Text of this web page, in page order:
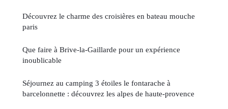
Découvrez le charme des croisières en bateau mouche
paris
Que faire à Brive-la-Gaillarde pour un expérience
inoublicable
Séjournez au camping 3 étoiles le fontarache à
barcelonnette : découvrez les alpes de haute-provence